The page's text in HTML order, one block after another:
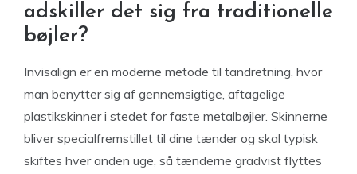
adskiller det sig fra traditionelle
bøjler?
Invisalign er en moderne metode til tandretning, hvor
man benytter sig af gennemsigtige, aftagelige
plastikskinner i stedet for faste metalbøjler. Skinnerne
bliver specialfremstillet til dine tænder og skal typisk
skiftes hver anden uge, så tænderne gradvist flyttes